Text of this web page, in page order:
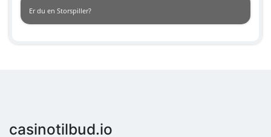
Er du en Storspiller?
casinotilbud.io